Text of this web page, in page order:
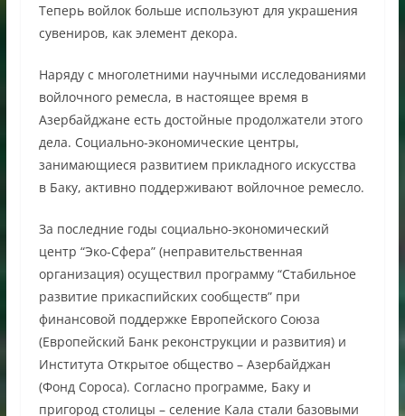
Теперь войлок больше используют для украшения
сувениров, как элемент декора.
Наряду с многолетними научными исследованиями
войлочного ремесла, в настоящее время в
Азербайджане есть достойные продолжатели этого
дела. Социально-экономические центры,
занимающиеся развитием прикладного искусства
в Баку, активно поддерживают войлочное ремесло.
За последние годы социально-экономический
центр “Эко-Сфера” (неправительственная
организация) осуществил программу “Стабильное
развитие прикаспийских сообществ” при
финансовой поддержке Европейского Союза
(Европейский Банк реконструкции и развития) и
Института Открытое общество – Азербайджан
(Фонд Сороса). Согласно программе, Баку и
пригород столицы – селение Кала стали базовыми